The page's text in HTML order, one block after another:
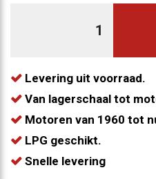
Levering uit voorraad.
Van lagerschaal tot
Motoren van 1960 tot
LPG geschikt.
Snelle levering